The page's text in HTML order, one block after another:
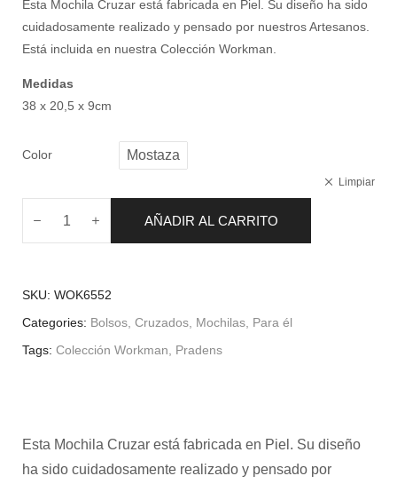
Esta Mochila Cruzar está fabricada en Piel. Su diseño ha sido
cuidadosamente realizado y pensado por nuestros Artesanos.
Está incluida en nuestra Colección Workman.
Medidas
38 x 20,5 x 9cm
Color Mostaza
Limpiar
AÑADIR AL CARRITO
SKU: WOK6552
Categories: Bolsos Cruzados Mochilas Para él
Tags: Colección Workman Pradens
Esta Mochila Cruzar está fabricada en Piel. Su diseño
ha sido cuidadosamente realizado y pensado por